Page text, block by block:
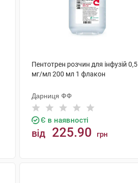
Пентотрен розчин для інфузій 0,5
мг/мл 200 мл 1 флакон
Дарниця ФФ
Є в наявності
від 225.90 грн